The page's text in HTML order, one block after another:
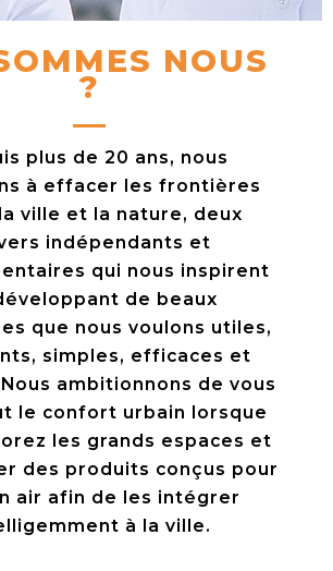
NOUS
?
plus de 20 ans, nous
à effacer les frontières
ville et la nature, deux
indépendants et
qui nous inspirent
de beaux
que nous voulons utiles,
simples, efficaces et
ambitionnons de vous
le confort urbain lorsque
les grands espaces et
des produits conçus pour
air afin de les intégrer
à la ville.